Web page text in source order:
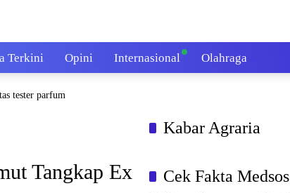
Terkini Opini Internasional Olahraga
Tangkap Ex
Kabar Agraria
Cek Fakta Medsos